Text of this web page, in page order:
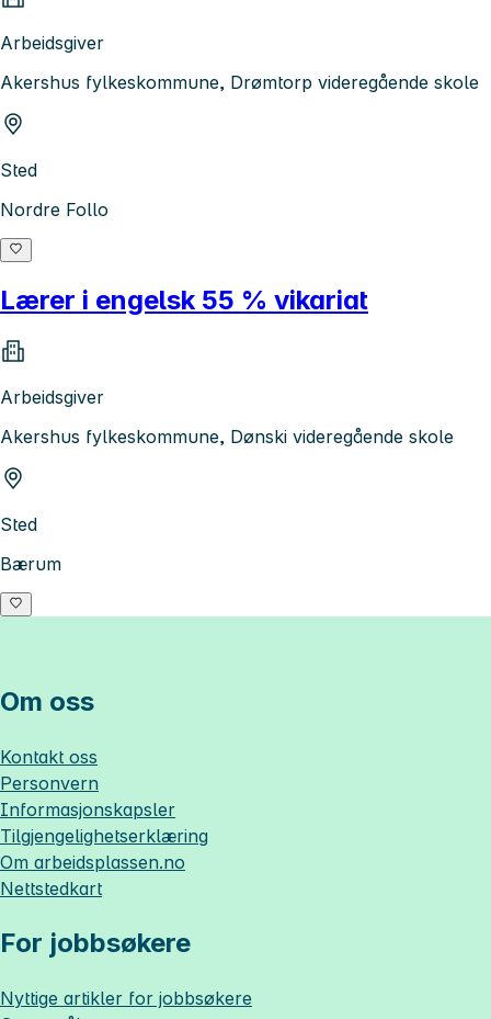
Arbeidsgiver
Akershus fylkeskommune, Drømtorp videregående skole
Sted
Nordre Follo
Lærer i engelsk 55 % vikariat
Arbeidsgiver
Akershus fylkeskommune, Dønski videregående skole
Sted
Bærum
Om oss
Kontakt oss
Personvern
Informasjonskapsler
Tilgjengelighetserklæring
Om arbeidsplassen.no
Nettstedkart
For jobbsøkere
Nyttige artikler for jobbsøkere